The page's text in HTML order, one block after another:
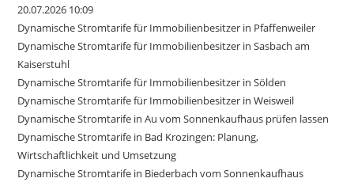
20.07.2026 10:09
Dynamische Stromtarife für Immobilienbesitzer in Pfaffenweiler
Dynamische Stromtarife für Immobilienbesitzer in Sasbach am
Kaiserstuhl
Dynamische Stromtarife für Immobilienbesitzer in Sölden
Dynamische Stromtarife für Immobilienbesitzer in Weisweil
Dynamische Stromtarife in Au vom Sonnenkaufhaus prüfen lassen
Dynamische Stromtarife in Bad Krozingen: Planung,
Wirtschaftlichkeit und Umsetzung
Dynamische Stromtarife in Biederbach vom Sonnenkaufhaus